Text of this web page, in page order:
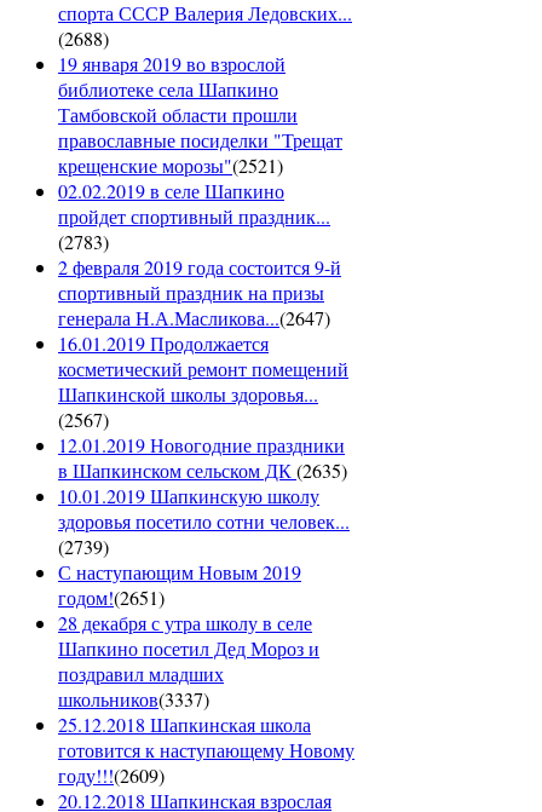
спорта СССР Валерия Ледовских...
(2688)
19 января 2019 во взрослой
библиотеке села Шапкино
Тамбовской области прошли
православные посиделки "Трещат
крещенские морозы"(2521)
02.02.2019 в селе Шапкино
пройдет спортивный праздник...
(2783)
2 февраля 2019 года состоится 9-й
спортивный праздник на призы
генерала Н.А.Масликова...(2647)
16.01.2019 Продолжается
косметический ремонт помещений
Шапкинской школы здоровья...
(2567)
12.01.2019 Новогодние праздники
в Шапкинском сельском ДК(2635)
10.01.2019 Шапкинскую школу
здоровья посетило сотни человек...
(2739)
С наступающим Новым 2019
годом!(2651)
28 декабря с утра школу в селе
Шапкино посетил Дед Мороз и
поздравил младших
школьников(3337)
25.12.2018 Шапкинская школа
готовится к наступающему Новому
году!!!(2609)
20.12.2018 Шапкинская взрослая